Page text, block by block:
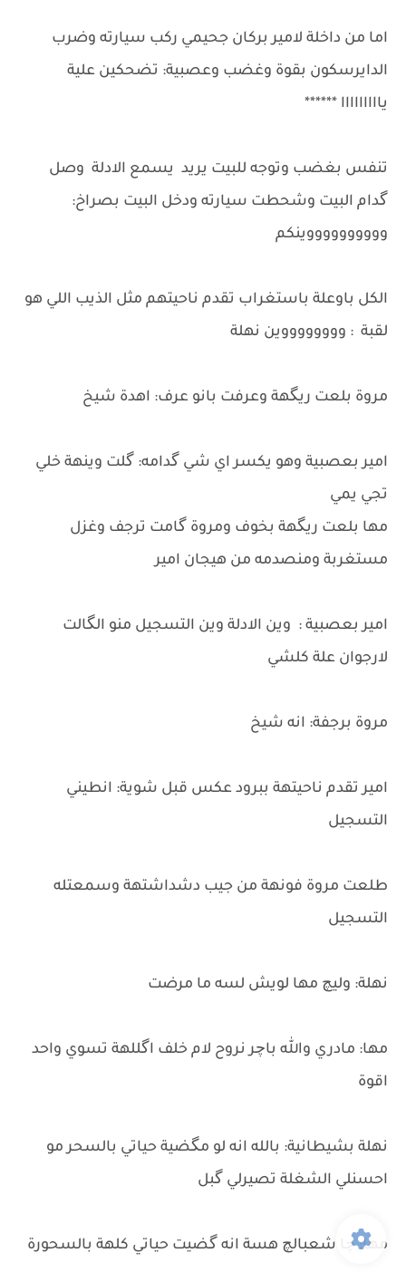
اما من داخلة لامير بركان جحيمي ركب سيارته وضرب
الدايرسكون بقوة وغضب وعصبية: تضحكين علية
يااااااااا ******
تنفس بغضب وتوجه للبيت يريد يسمع الادلة وصل
گدام البيت وشحطت سيارته ودخل البيت بصراخ:
ووووووووووينكم
الكل باوعلة باستغراب تقدم ناحيتهم مثل الذيب اللي هو
لقبة : ووووووووين نهلة
مروة بلعت ريگهة وعرفت بانو عرف: اهدة شيخ
امير بعصبية وهو يكسر اي شي گدامه: گلت وينهة خلي
تجي يمي
مها بلعت ريگهة بخوف ومروة گامت ترجف وغزل
مستغربة ومنصدمه من هيجان امير
امير بعصبية : وين الادلة وين التسجيل منو الگالت
لارجوان علة كلشي
مروة برجفة: انه شيخ
امير تقدم ناحيتهة ببرود عكس قبل شوية: انطيني
التسجيل
طلعت مروة فونهة من جيب دشداشتهة وسمعتله
التسجيل
نهلة: وليچ مها لويش لسه ما مرضت
مها: مادري والله باچر نروح لام خلف اگللهة تسوي واحد
اقوة
نهلة بشيطانية: بالله انه لو مگضية حياتي بالسحر مو
احسنلي الشغلة تصيرلي گبل
مها: چا شعبالچ هسة انه گضيت حياتي كلهة بالسحورة